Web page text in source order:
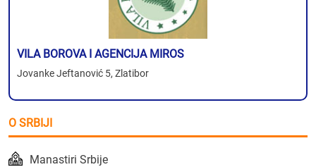
VILA BOROVA I AGENCIJA MIROS
Jovanke Jeftanović 5, Zlatibor
O SRBIJI
Manastiri Srbije